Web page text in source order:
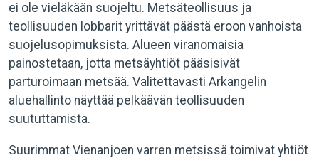
ei ole vieläkään suojeltu. Metsäteollisuus ja
teollisuuden lobbarit yrittävät päästä eroon vanhoista
suojelusopimuksista. Alueen viranomaisia
painostetaan, jotta metsäyhtiöt pääsisivät
parturoimaan metsää. Valitettavasti Arkangelin
aluehallinto näyttää pelkäävän teollisuuden
suututtamista.
Suurimmat Vienanjoen varren metsissä toimivat yhtiöt